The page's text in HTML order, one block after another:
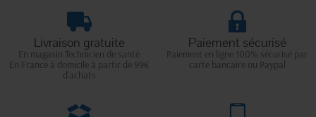
Livraison gratuite
En magasin Technicien de santé
En France à domicile à partir de 99€
d'achats
Paiement sécurisé
Paiement en ligne 100% sécurisé par
carte bancaire ou Paypal